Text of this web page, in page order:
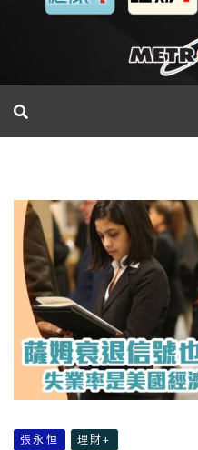
張永恒 理財+